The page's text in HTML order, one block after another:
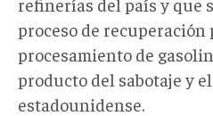
proceso de
procesamiento de
producto del sabotaje y
estadounidense.